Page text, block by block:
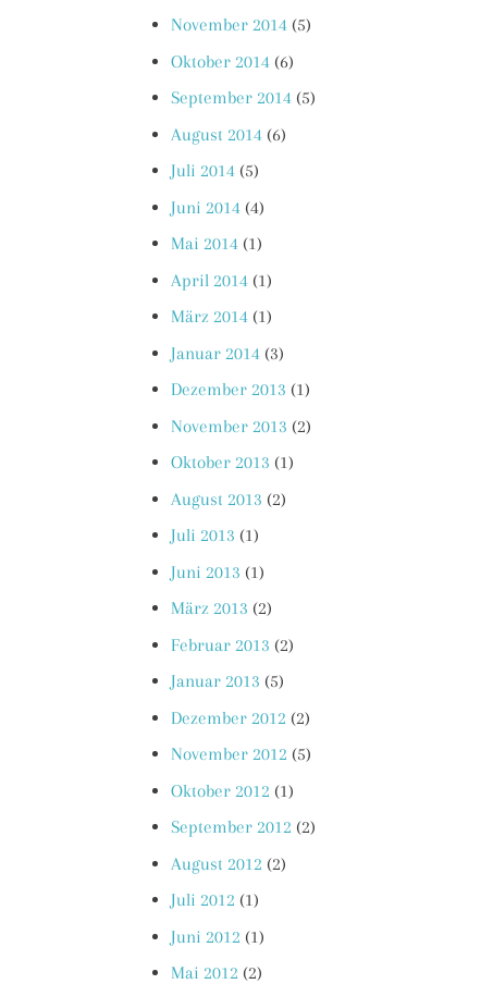
November 2014 (5)
Oktober 2014 (6)
September 2014 (5)
August 2014 (6)
Juli 2014 (5)
Juni 2014 (4)
Mai 2014 (1)
April 2014 (1)
März 2014 (1)
Januar 2014 (3)
Dezember 2013 (1)
November 2013 (2)
Oktober 2013 (1)
August 2013 (2)
Juli 2013 (1)
Juni 2013 (1)
März 2013 (2)
Februar 2013 (2)
Januar 2013 (5)
Dezember 2012 (2)
November 2012 (5)
Oktober 2012 (1)
September 2012 (2)
August 2012 (2)
Juli 2012 (1)
Juni 2012 (1)
Mai 2012 (2)